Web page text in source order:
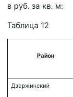
в руб. за кв. м:
Таблица 12
Район
Дзержинский